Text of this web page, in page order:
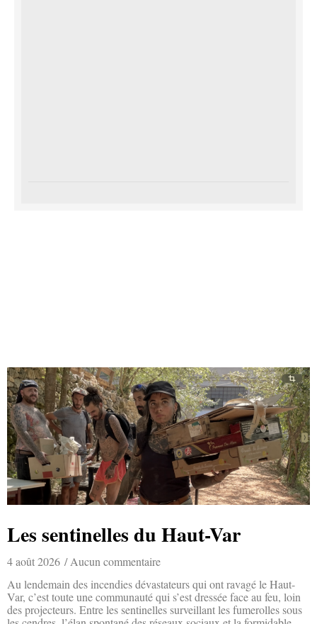
Les sentinelles du Haut-Var
4 août 2026
Aucun commentaire
Au lendemain des incendies dévastateurs qui ont ravagé le Haut-
Var, c’est toute une communauté qui s’est dressée face au feu, loin
des projecteurs. Entre les sentinelles surveillant les fumerolles sous